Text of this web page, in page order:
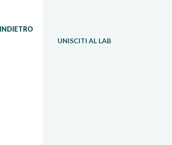
UNISCITI AL LAB
INDIETRO